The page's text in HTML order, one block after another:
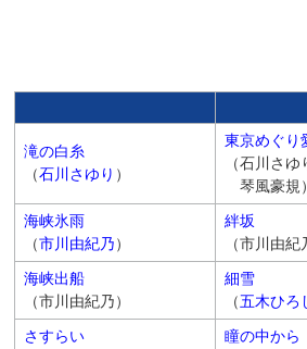
滝の白糸
（石川さゆり ）
東京めぐり
（石川さゆ
琴風豪規）
海峡氷雨
（市川由紀乃）
絆坂
（市川由紀
海峡出船
（市川由紀乃）
細雪
（五木ひろ
さすらい
瞳の中から